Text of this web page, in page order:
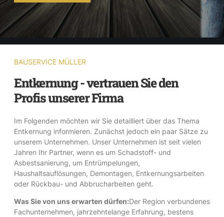
BAUSERVICE MÜLLER
Entkernung - vertrauen Sie den
Profis unserer Firma
Im Folgenden möchten wir Sie detailliert über das Thema
Entkernung informieren. Zunächst jedoch ein paar Sätze zu
unserem Unternehmen. Unser Unternehmen ist seit vielen
Jahren Ihr Partner, wenn es um Schadstoff- und
Asbestsanierung, um Entrümpelungen,
Haushaltsauflösungen, Demontagen, Entkernungsarbeiten
oder Rückbau- und Abbrucharbeiten geht.
Was Sie von uns erwarten dürfen:Der Region verbundenes
Fachunternehmen, jahrzehntelange Erfahrung, bestens